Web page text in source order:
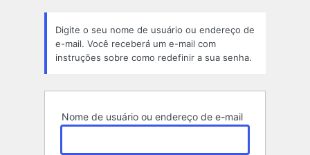
Digite o seu nome de usuário ou endereço de
e-mail. Você receberá um e-mail com
instruções sobre como redefinir a sua senha.
Nome de usuário ou endereço de e-mail